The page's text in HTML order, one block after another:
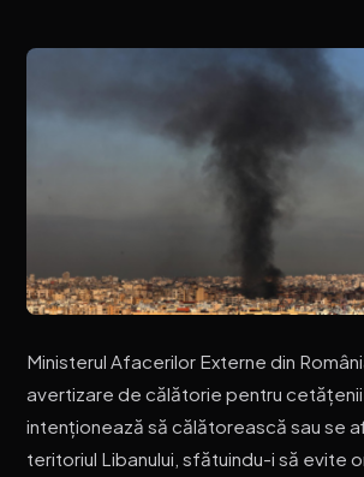
Ministerul Afacerilor Externe din
avertizare de călătorie pentru cetățenii
intenționează să călătorească sau se
teritoriul Libanului, sfătuindu-i să evite